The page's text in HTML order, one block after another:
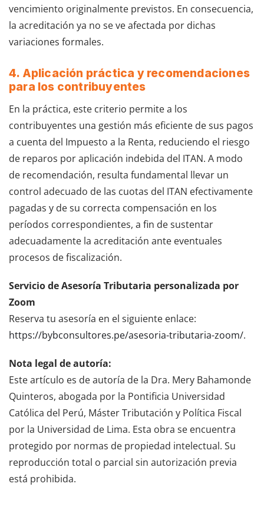
vencimiento originalmente previstos. En consecuencia,
la acreditación ya no se ve afectada por dichas
variaciones formales.
4. Aplicación práctica y recomendaciones
para los contribuyentes
En la práctica, este criterio permite a los
contribuyentes una gestión más eficiente de sus pagos
a cuenta del Impuesto a la Renta, reduciendo el riesgo
de reparos por aplicación indebida del ITAN. A modo
de recomendación, resulta fundamental llevar un
control adecuado de las cuotas del ITAN efectivamente
pagadas y de su correcta compensación en los
períodos correspondientes, a fin de sustentar
adecuadamente la acreditación ante eventuales
procesos de fiscalización.
Servicio de Asesoría Tributaria personalizada por
Zoom
Reserva tu asesoría en el siguiente enlace:
https://bybconsultores.pe/asesoria-tributaria-zoom/.
Nota legal de autoría:
Este artículo es de autoría de la Dra. Mery Bahamonde
Quinteros, abogada por la Pontificia Universidad
Católica del Perú, Máster Tributación y Política Fiscal
por la Universidad de Lima. Esta obra se encuentra
protegido por normas de propiedad intelectual. Su
reproducción total o parcial sin autorización previa
está prohibida.